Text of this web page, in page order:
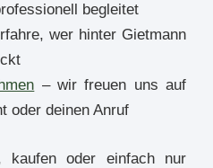
begleitet
wer hinter Gietmann
– wir freuen uns auf
oder deinen Anruf
kaufen oder einfach nur